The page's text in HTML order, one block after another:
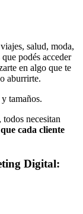
salud, moda,
podés acceder
en algo que te
aburrirte.
tamaños.
todos necesitan
cada cliente
Digital: